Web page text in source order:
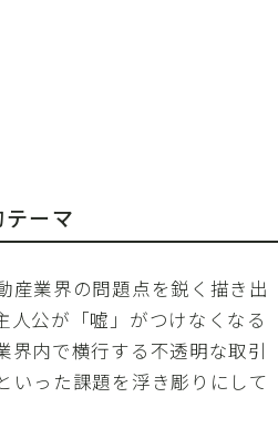
ーマ
産業界の問題点を鋭く描き出
人公が「嘘」がつけなくなる
界内で横行する不透明な取引
いった課題を浮き彫りにして